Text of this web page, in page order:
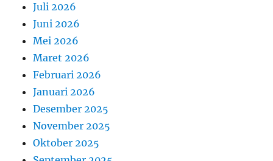
Juli 2026
Juni 2026
Mei 2026
Maret 2026
Februari 2026
Januari 2026
Desember 2025
November 2025
Oktober 2025